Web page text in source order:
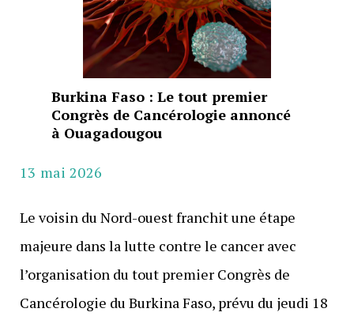
Burkina Faso : Le tout premier
Congrès de Cancérologie annoncé
à Ouagadougou
13 mai 2026
Le voisin du Nord-ouest franchit une étape
majeure dans la lutte contre le cancer avec
l’organisation du tout premier Congrès de
Cancérologie du Burkina Faso, prévu du jeudi 18